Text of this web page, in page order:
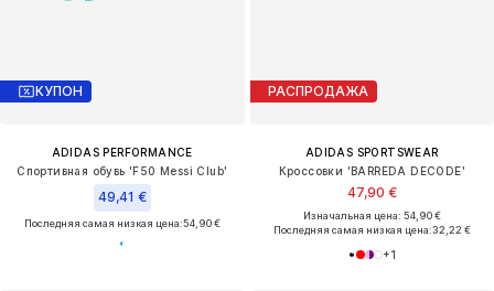
КУПОН
ADIDAS PERFORMANCE
Спортивная обувь 'F50 Messi Club'
49,41 €
Последняя самая низкая цена:54,90 €
РАСПРОДАЖА
ADIDAS SPORTSWEAR
Кроссовки 'BARREDA DECODE'
47,90 €
Изначальная цена: 54,90 €
Последняя самая низкая цена:32,22 €
+1